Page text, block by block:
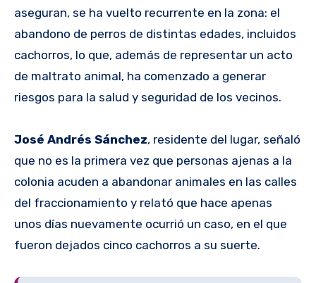
aseguran, se ha vuelto recurrente en la zona: el
abandono de perros de distintas edades, incluidos
cachorros, lo que, además de representar un acto
de maltrato animal, ha comenzado a generar
riesgos para la salud y seguridad de los vecinos.
José Andrés Sánchez, residente del lugar, señaló
que no es la primera vez que personas ajenas a la
colonia acuden a abandonar animales en las calles
del fraccionamiento y relató que hace apenas
unos días nuevamente ocurrió un caso, en el que
fueron dejados cinco cachorros a su suerte.